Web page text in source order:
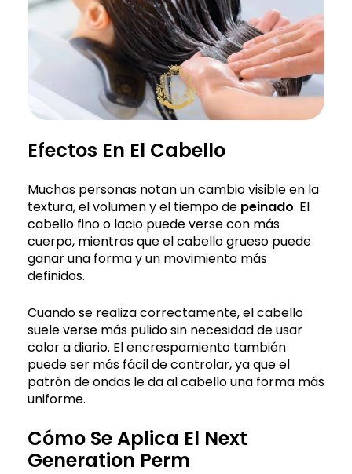
Efectos En El Cabello
Muchas personas notan un cambio visible en la
textura, el volumen y el tiempo de peinado. El
cabello fino o lacio puede verse con más
cuerpo, mientras que el cabello grueso puede
ganar una forma y un movimiento más
definidos.
Cuando se realiza correctamente, el cabello
suele verse más pulido sin necesidad de usar
calor a diario. El encrespamiento también
puede ser más fácil de controlar, ya que el
patrón de ondas le da al cabello una forma más
uniforme.
Cómo Se Aplica El Next
Generation Perm